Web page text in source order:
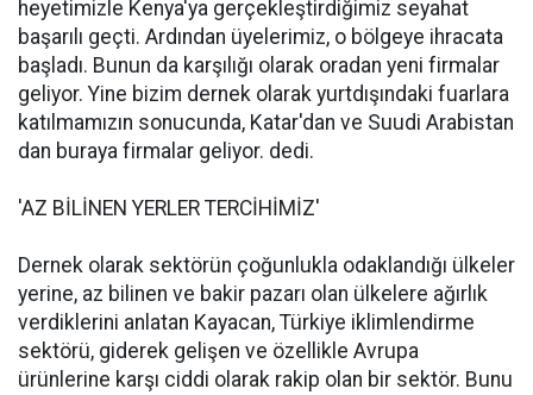
heyetimizle Kenya'ya gerçekleştirdiğimiz seyahat
başarılı geçti. Ardından üyelerimiz, o bölgeye ihracata
başladı. Bunun da karşılığı olarak oradan yeni firmalar
geliyor. Yine bizim dernek olarak yurtdışındaki fuarlara
katılmamızın sonucunda, Katar'dan ve Suudi Arabistan
dan buraya firmalar geliyor. dedi.
'AZ BİLİNEN YERLER TERCİHİMİZ'
Dernek olarak sektörün çoğunlukla odaklandığı ülkeler
yerine, az bilinen ve bakir pazarı olan ülkelere ağırlık
verdiklerini anlatan Kayacan, Türkiye iklimlendirme
sektörü, giderek gelişen ve özellikle Avrupa
ürünlerine karşı ciddi olarak rakip olan bir sektör. Bunu